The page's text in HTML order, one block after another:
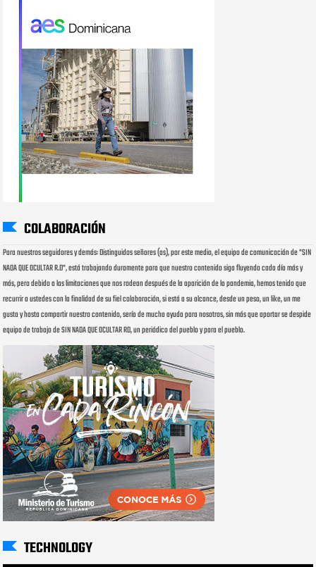
COLABORACIÓN
Para nuestros seguidores y demás: Distinguidos señores (as), por este medio, el equipo de comunicación de "SIN
NADA QUE OCULTAR R.D", está trabajando duramente para que nuestro contenido siga fluyendo cada día más y
más, pero debido a las limitaciones que nos rodean después de la aparición de la pandemia, hemos tenido que
recurrir a ustedes con la finalidad de su fiel colaboración, si está a su alcance, desde un peso, un like, un me
gusta y hasta compartir nuestro contenido, sería de mucha ayuda para nosotros, sin más que aportar se despide
equipo de trabajo de SIN NADA QUE OCULTAR RD, un periódico del pueblo y para el pueblo.
TECHNOLOGY